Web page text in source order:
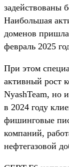
задействованы
Наибольшая
доменов
февраль 2025
При этом
активный рост
NyashTeam, но
в 2024 году
фишинговые
компаний,
нефтегазовой